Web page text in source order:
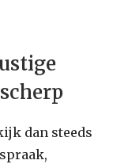
dan steeds